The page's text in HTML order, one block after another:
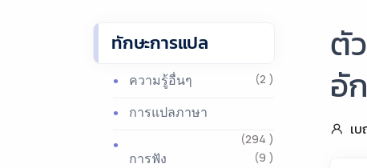
ตั
อั
เ
ทักษะการแปล
ความรู้อื่นๆ (2 )
การแปลภาษา
(294 )
การฟัง (9 )